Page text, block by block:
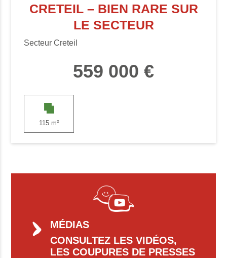
CRETEIL – BIEN RARE SUR
LE SECTEUR
Secteur Creteil
559 000 €
115 m²
MÉDIAS
CONSULTEZ LES VIDÉOS,
LES COUPURES DE PRESSES